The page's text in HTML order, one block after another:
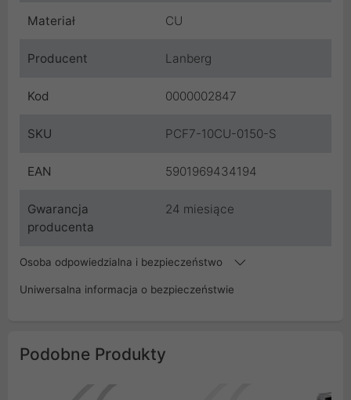
Materiał CU
Producent Lanberg
Kod 0000002847
SKU PCF7-10CU-0150-S
EAN 5901969434194
Gwarancja
producenta
24 miesiące
Osoba odpowiedzialna i bezpieczeństwo
Uniwersalna informacja o bezpieczeństwie
Podobne Produkty